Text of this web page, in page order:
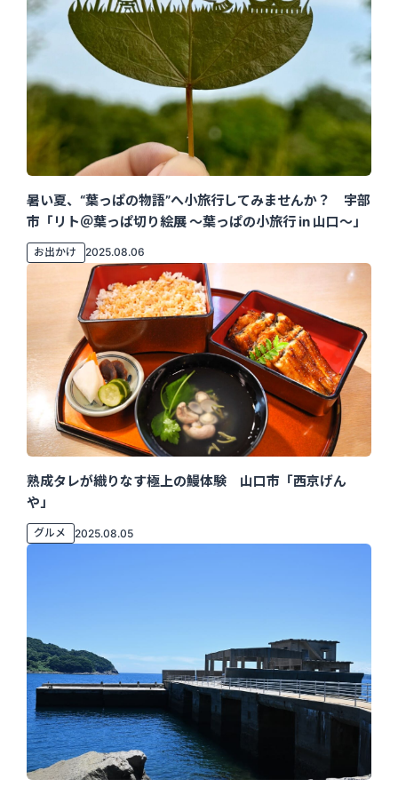
暑い夏、“葉っぱの物語”へ小旅行してみませんか？ 宇部
市「リト＠葉っぱ切り絵展 ～葉っぱの小旅行 in 山口～」
お出かけ 2025.08.06
熟成タレが織りなす極上の鰻体験 山口市「西京げん
や」
グルメ 2025.08.05